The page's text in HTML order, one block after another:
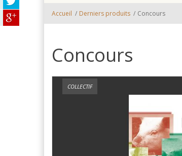
Accueil / Derniers produits / Concours
Concours
COLLECTIF